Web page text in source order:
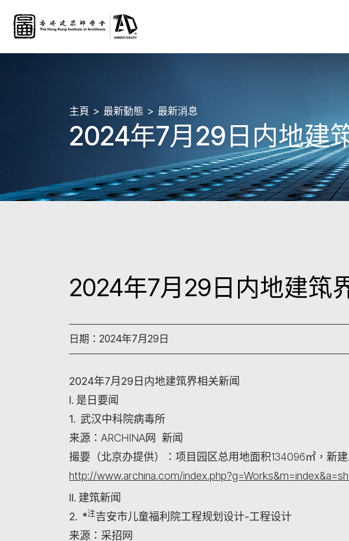
主頁 最新動態 最新消息
2024年7月29日内地建
2024年7月29日内地建筑
日期：2024年7月29日
2024年7月29日内地建筑界相关新闻
I. 是日要闻
1. 武汉中科院病毒所
来源：ARCHINA网 新闻
撮要（北京办提供）：项目园区总用地面积134096㎡，新
http://www.archina.com/
II. 建筑新闻
2. *注吉安市儿童福利院工程规划设计-工程设计
来源：采招网